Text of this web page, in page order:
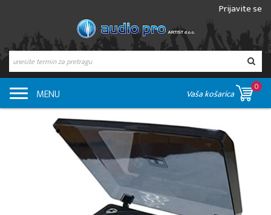
Prijavite se
MENU Vaša košarica
0